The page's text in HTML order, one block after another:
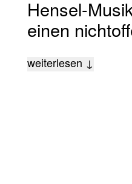
Hensel-
einen
weiterlesen ↓